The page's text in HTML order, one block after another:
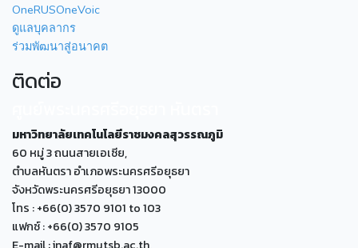
OneRUSOneVoic
ดูแลบุคลากร
ร่วมพัฒนาสู่อนาคต
ติดต่อ
มหาวิทยาลัยเทคโนโลยีราชมงคลสุวรรณภูมิ
60 หมู่ 3 ถนนสายเอเซีย,
ตำบลหันตรา อำเภอพระนครศรีอยุธยา
จังหวัดพระนครศรีอยุธยา 13000
โทร : +66(0) 3570 9101 to 103
แฟกซ์ : +66(0) 3570 9105